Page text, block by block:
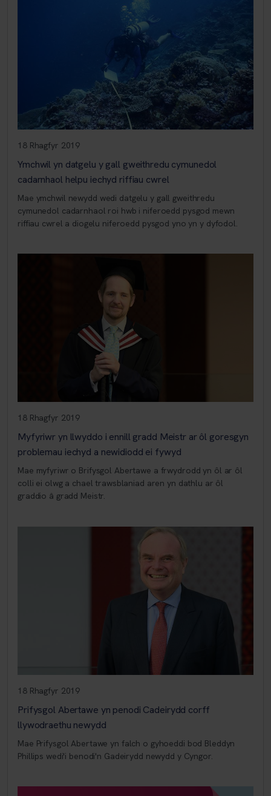
18 Rhagfyr 2019
Ymchwil yn datgelu y gall gweithredu cymunedol
cadarnhaol helpu iechyd riffiau cwrel
Mae ymchwil newydd wedi datgelu y gall gweithredu
cymunedol cadarnhaol roi hwb i niferoedd pysgod mewn
riffiau cwrel a diogelu niferoedd pysgod yno yn y dyfodol.
18 Rhagfyr 2019
Myfyriwr yn llwyddo i ennill gradd Meistr ar ôl goresgyn
problemau iechyd a newidiodd ei fywyd
Mae myfyriwr o Brifysgol Abertawe a frwydrodd yn ôl ar ôl
colli ei olwg a chael trawsblaniad aren yn dathlu ar ôl
graddio â gradd Meistr.
18 Rhagfyr 2019
Prifysgol Abertawe yn penodi Cadeirydd corff
llywodraethu newydd
Mae Prifysgol Abertawe yn falch o gyhoeddi bod Bleddyn
Phillips wedi'i benodi'n Gadeirydd newydd y Cyngor.